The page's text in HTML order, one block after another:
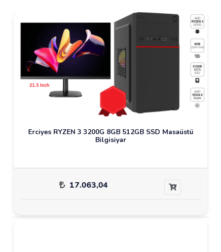
Erciyes RYZEN 3 3200G 8GB 512GB SSD Masaüstü
Bilgisiyar
17.063,04